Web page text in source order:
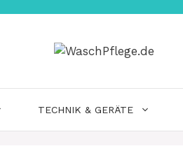
TECHNIK & GERÄTE